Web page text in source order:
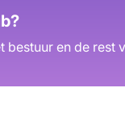
bestuur en de rest